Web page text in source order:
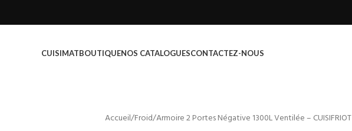
CUISIMATBOUTIQUENOS CATALOGUESCONTACTEZ-NOUS
Accueil Froid Armoire 2 Portes Négative 1300L Ventilée – CUISIFRIOT